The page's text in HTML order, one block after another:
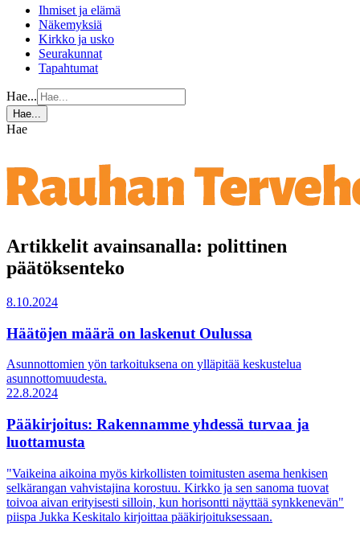
Ihmiset ja elämä
Näkemyksiä
Kirkko ja usko
Seurakunnat
Tapahtumat
Hae...
Hae...
Hae
Artikkelit avainsanalla: polittinen
päätöksenteko
8.10.2024
Häätöjen määrä on laskenut Oulussa
Asunnottomien yön tarkoituksena on ylläpitää keskustelua
asunnottomuudesta.
22.8.2024
Pääkirjoitus: Rakennamme yhdessä turvaa ja
luottamusta
"Vaikeina aikoina myös kirkollisten toimitusten asema henkisen
selkärangan vahvistajina korostuu. Kirkko ja sen sanoma tuovat
toivoa aivan erityisesti silloin, kun horisontti näyttää synkkenevän"
piispa Jukka Keskitalo kirjoittaa pääkirjoituksessaan.